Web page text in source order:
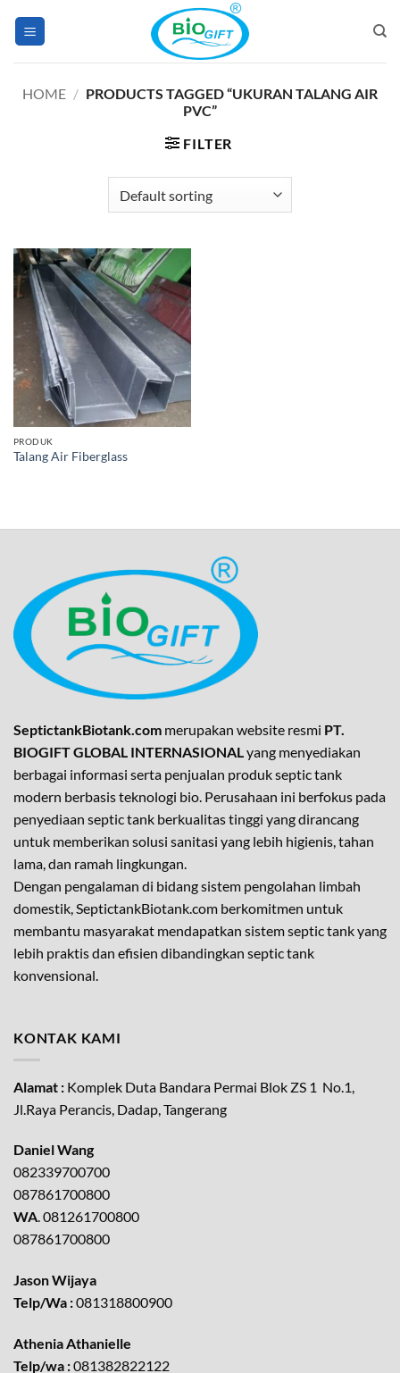
HOME / PRODUCTS TAGGED “UKURAN TALANG AIR
PVC”
FILTER
PRODUK
Talang Air Fiberglass
SeptictankBiotank.com merupakan website resmi PT.
BIOGIFT GLOBAL INTERNASIONALyang menyediakan
berbagai informasi serta penjualan produk septic tank
modern berbasis teknologi bio. Perusahaan ini berfokus pada
penyediaan septic tank berkualitas tinggi yang dirancang
untuk memberikan solusi sanitasi yang lebih higienis, tahan
lama, dan ramah lingkungan.
Dengan pengalaman di bidang sistem pengolahan limbah
domestik, SeptictankBiotank.com berkomitmen untuk
membantu masyarakat mendapatkan sistem septic tank yang
lebih praktis dan efisien dibandingkan septic tank
konvensional.
KONTAK KAMI
Alamat : Komplek Duta Bandara Permai Blok ZS 1 No.1,
Jl.Raya Perancis, Dadap, Tangerang
Daniel Wang
082339700700
087861700800
WA. 081261700800
087861700800
Jason Wijaya
Telp/Wa :081318800900
Athenia Athanielle
Telp/wa :081382822122